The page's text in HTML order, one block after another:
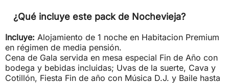
¿Qué incluye este pack de Nochevieja?
Incluye: Alojamiento de 1 noche en Habitacion Premium
en régimen de media pensión.
Cena de Gala servida en mesa especial Fin de Año con
bodega y bebidas incluidas; Uvas de la suerte, Cava y
Cotillón, Fiesta Fin de año con Música D.J. y Baile hasta